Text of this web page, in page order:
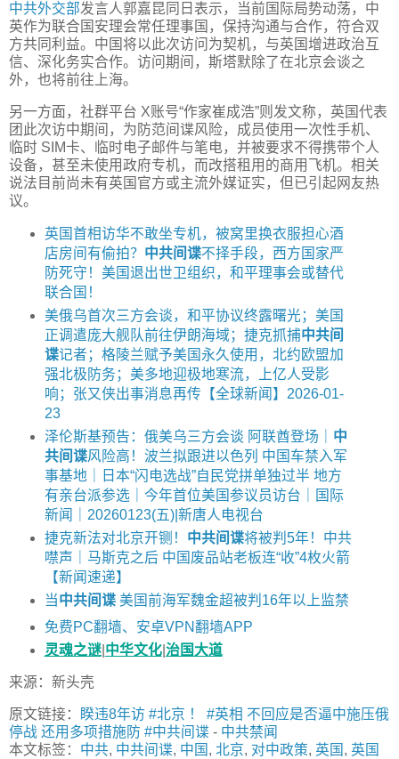
中共外交部发言人郭嘉昆同日表示，当前国际局势动荡，中
英作为联合国安理会常任理事国，保持沟通与合作，符合双
方共同利益。中国将以此次访问为契机，与英国增进政治互
信、深化务实合作。访问期间，斯塔默除了在北京会谈之
外，也将前往上海。
另一方面，社群平台 X账号“作家崔成浩”则发文称，英国代表
团此次访中期间，为防范间谍风险，成员使用一次性手机、
临时 SIM卡、临时电子邮件与笔电，并被要求不得携带个人
设备，甚至未使用政府专机，而改搭租用的商用飞机。相关
说法目前尚未有英国官方或主流外媒证实，但已引起网友热
议。
英国首相访华不敢坐专机，被窝里换衣服担心酒
店房间有偷拍？ 中共间谍不择手段，西方国家严
防死守！美国退出世卫组织，和平理事会或替代
联合国！
美俄乌首次三方会谈，和平协议终露曙光；美国
正调遣庞大舰队前往伊朗海域；捷克抓捕中共间
谍记者；格陵兰赋予美国永久使用，北约欧盟加
强北极防务；美多地迎极地寒流，上亿人受影
响；张又侠出事消息再传【全球新闻】2026-01-
23
泽伦斯基预告：俄美乌三方会谈 阿联酋登场｜ 中
共间谍风险高！波兰拟跟进以色列 中国车禁入军
事基地｜日本“闪电选战”自民党拼单独过半 地方
有亲台派参选｜今年首位美国参议员访台｜国际
新闻｜20260123(五)|新唐人电视台
捷克新法对北京开铡！ 中共间谍将被判5年！中共
噤声｜马斯克之后 中国废品站老板连“收”4枚火箭
【新闻速递】
当中共间谍美国前海军魏金超被判16年以上监禁
免费PC翻墙、安卓VPN翻墙APP
灵魂之谜| 中华文化| 治国大道
来源：新头壳
原文链接：
睽违8年访 #北京 ！ #英相 不回应是否逼中施压俄
停战 还用多项措施防 #中共间谍 - 中共禁闻
本文标签： 中共, 中共间谍, 中国 , 北京, 对中政策, 英国 , 英国